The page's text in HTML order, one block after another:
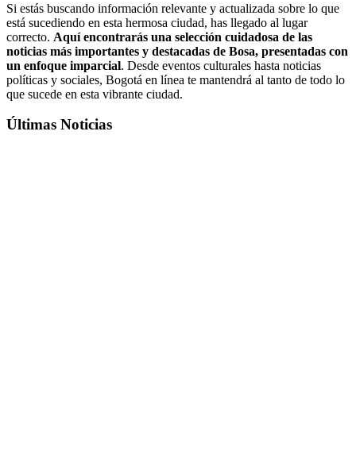
Si estás buscando información relevante y actualizada sobre lo que
está sucediendo en esta hermosa ciudad, has llegado al lugar
correcto. Aquí encontrarás una selección cuidadosa de las
noticias más importantes y destacadas de Bosa, presentadas con
un enfoque imparcial. Desde eventos culturales hasta noticias
políticas y sociales, Bogotá en línea te mantendrá al tanto de todo lo
que sucede en esta vibrante ciudad.
Últimas Noticias